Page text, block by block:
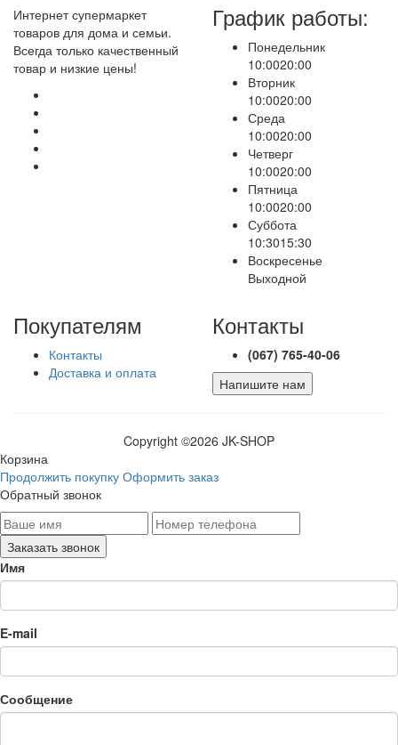
Интернет супермаркет
товаров для дома и семьи.
Всегда только качественный
товар и низкие цены!
График работы:
Понедельник
10:0020:00
Вторник
10:0020:00
Среда
10:0020:00
Четверг
10:0020:00
Пятница
10:0020:00
Суббота
10:3015:30
Воскресенье
Выходной
Покупателям
Контакты
Доставка и оплата
Контакты
(067) 765-40-06
Напишите нам
Copyright ©2026 JK-SHOP
Корзина
Продолжить покупку Оформить заказ
Обратный звонок
Имя
E-mail
Сообщение